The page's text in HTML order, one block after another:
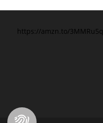
https://amzn.to/3MMRu5q